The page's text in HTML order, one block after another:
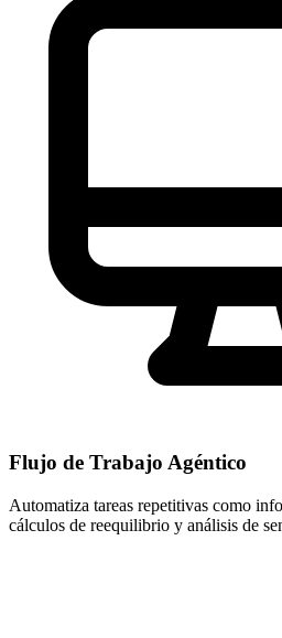
Flujo de Trabajo Agéntico
Automatiza tareas repetitivas como
cálculos de reequilibrio y análisis de